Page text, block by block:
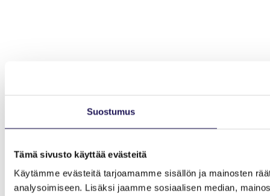
Suostumus
Tämä sivusto käyttää evästeitä
Käytämme evästeitä tarjoamamme sisällön ja mainosten
analysoimiseen. Lisäksi jaamme sosiaalisen median,